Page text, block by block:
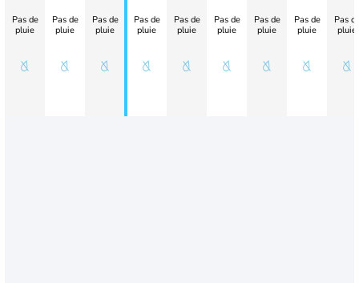
Pas de
pluie
Pas de
pluie
Pas de
pluie
Pas de
pluie
Pas de
pluie
Pas de
pluie
Pas de
pluie
Pas de
pluie
Pas
pluie